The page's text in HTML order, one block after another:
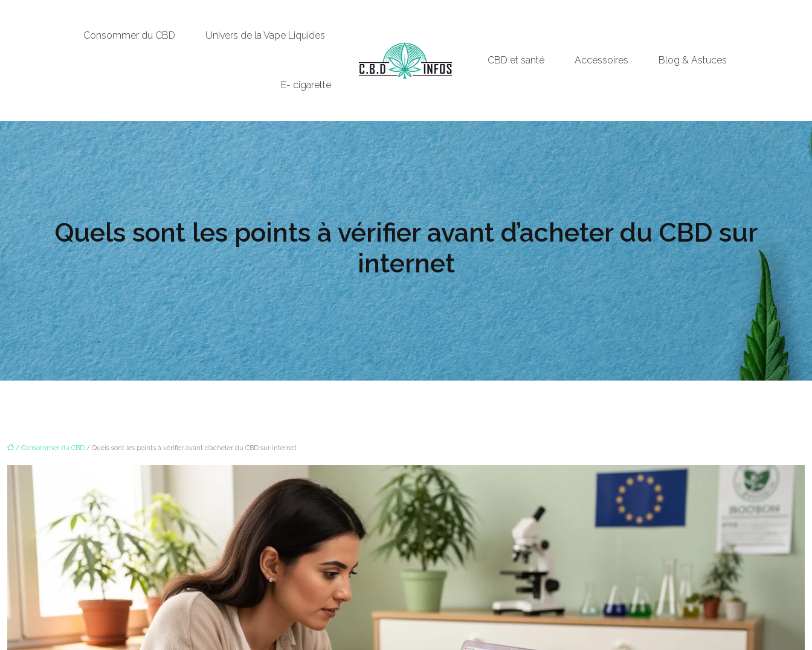
Univers de la Vape Liquides
Consommer du CBD
E- cigarette
CBD et santé Accessoires Blog & Astuces
Quels sont les points à vérifier avant d’acheter du CBD sur
internet
/ Consommer du CBD / Quels sont les points à vérifier avant d’acheter du CBD sur internet